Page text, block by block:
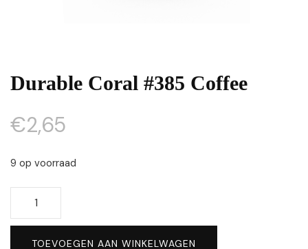
Durable Coral #385 Coffee
€2,65
9 op voorraad
TOEVOEGEN AAN WINKELWAGEN